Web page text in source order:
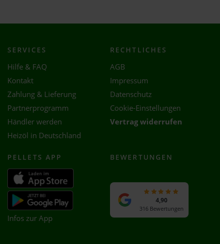
SERVICES
Hilfe & FAQ
Kontakt
Zahlung & Lieferung
Partnerprogramm
Händler werden
Heizöl in Deutschland
RECHTLICHES
AGB
Impressum
Datenschutz
Cookie-Einstellungen
Vertrag widerrufen
PELLETS APP
Infos zur App
BEWERTUNGEN
4,90
316 Bewertungen